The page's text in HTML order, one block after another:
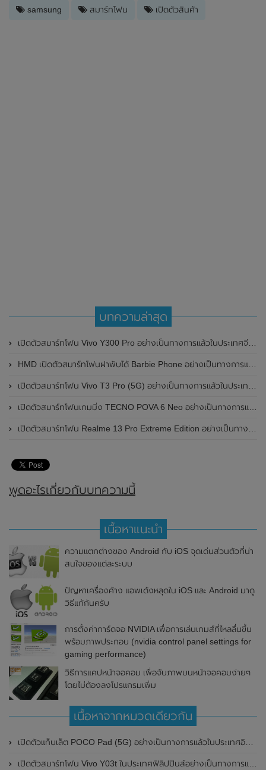
samsung สมาร์ทโฟน เปิดตัวสินค้า
บทความล่าสุด
เปิดตัวสมาร์ทโฟน Vivo Y300 Pro อย่างเป็นทางการแล้วในประเทศจีน มาพร้อมดีไซน์พรีเมี่ยม ทนทาน และแบตเตอรี่สุดอึดขนาดใหญ่ 6,500mAh พร้อมรองรับการชาร์จไว 80W
HMD เปิดตัวสมาร์ทโฟนฝาพับได้ Barbie Phone อย่างเป็นทางการแล้ว มาพร้อมธีมสีชมพูสดใส
เปิดตัวสมาร์ทโฟน Vivo T3 Pro (5G) อย่างเป็นทางการแล้วในประเทศอินเดีย
เปิดตัวสมาร์ทโฟนเกมมิ่ง TECNO POVA 6 Neo อย่างเป็นทางการแล้วในประเทศไทย ในราคา 8,499 บาท
เปิดตัวสมาร์ทโฟน Realme 13 Pro Extreme Edition อย่างเป็นทางการแล้วในประเทศจีน
พูดอะไรเกี่ยวกับบทความนี้
เนื้อหาแนะนำ
ความแตกต่างของ Android กับ iOS จุดเด่นส่วนตัวที่น่า
สนใจของแต่ละระบบ
ปัญหาเครื่องค้าง แอพเด้งหลุดใน iOS และ Android มาดู
วิธีแก้กันครับ
การตั้งค่าการ์ดจอ NVIDIA เพื่อการเล่นเกมส์ที่ไหลลื่นขึ้น
พร้อมภาพประกอบ (nvidia control panel settings for
gaming performance)
วิธีการแคปหน้าจอคอม เพื่อจับภาพบนหน้าจอคอมง่ายๆ
โดยไม่ต้องลงโปรแกรมเพิ่ม
เนื้อหาจากหมวดเดียวกัน
เปิดตัวแท็บเล็ต POCO Pad (5G) อย่างเป็นทางการแล้วในประเทศอินเดีย มาพร้อมชิปเซ็ต Snapdragon 7s Gen 2 ของ Qualcomm และรองรับเครือข่าย 5G
เปิดตัวสมาร์ทโฟน Vivo Y03t ในประเทศฟิลิปปินส์อย่างเป็นทางการแล้ว มาพร้อมชิปเซ็ต Unisoc T612 , กล้องหลัง ความละเอียด 13MP , แบตเตอรี่ 5,000mAh และหน้าจอแสดงผล LCD / 90Hz